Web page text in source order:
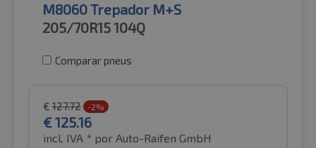
M8060 Trepador M+S
205/70R15104Q
Comparar pneus
€ 127.72 -2%
€125.16
incl. IVA * por Auto-Raifen GmbH